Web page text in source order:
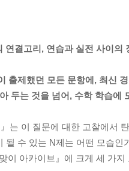
연결고리, 연습과 실전 사이의
출제했던 모든 문항에, 최신
두는 것을 넘어, 수학 학습에
』는 이 질문에 대한 고찰에서
될 수 있는 N제는 어떤 모습인
이 아카이브』에 크게 세 가